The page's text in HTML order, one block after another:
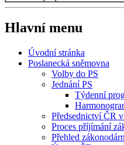
Hlavní menu
Úvodní stránka
Poslanecká sněmovna
Volby do PS
Jednání PS
Týdenní
Předsednictví ČR
Proces příjímání
Přehled